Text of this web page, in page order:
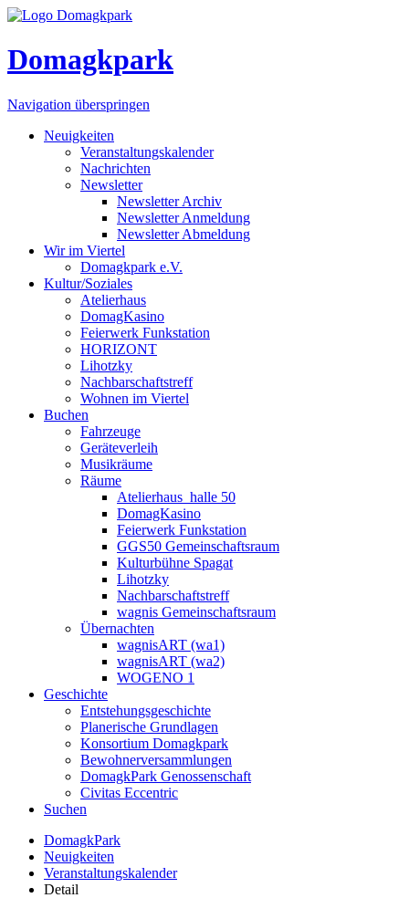
Domagkpark
Navigation überspringen
Neuigkeiten
Veranstaltungskalender
Nachrichten
Newsletter
Newsletter Archiv
Newsletter Anmeldung
Newsletter Abmeldung
Wir im Viertel
Domagkpark e.V.
Kultur/Soziales
Atelierhaus
DomagKasino
Feierwerk Funkstation
HORIZONT
Lihotzky
Nachbarschaftstreff
Wohnen im Viertel
Buchen
Fahrzeuge
Geräteverleih
Musikräume
Räume
Atelierhaus_halle 50
DomagKasino
Feierwerk Funkstation
GGS50 Gemeinschaftsraum
Kulturbühne Spagat
Lihotzky
Nachbarschaftstreff
wagnis Gemeinschaftsraum
Übernachten
wagnisART (wa1)
wagnisART (wa2)
WOGENO 1
Geschichte
Entstehungsgeschichte
Planerische Grundlagen
Konsortium Domagkpark
Bewohnerversammlungen
DomagkPark Genossenschaft
Civitas Eccentric
Suchen
DomagkPark
Neuigkeiten
Veranstaltungskalender
Detail